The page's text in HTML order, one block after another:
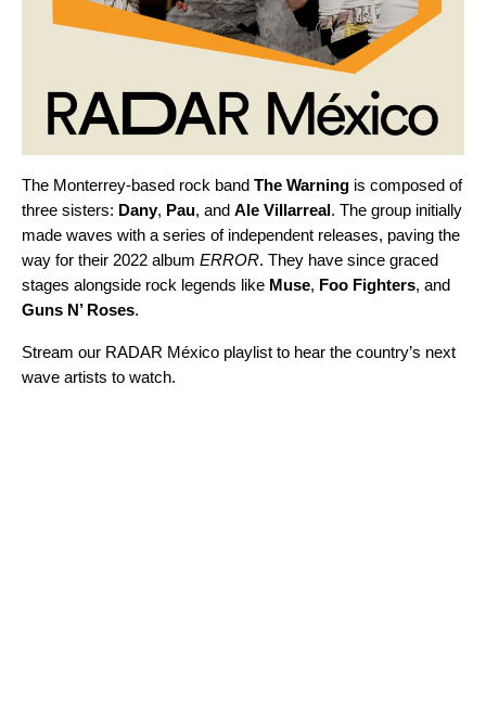
The Monterrey-based rock band The Warning is composed of
three sisters: Dany, Pau, and Ale Villarreal. The group initially
made waves with a series of independent releases, paving the
way for their 2022 album ERROR. They have since graced
stages alongside rock legends like Muse, Foo Fighters, and
Guns N’ Roses.
Stream our RADAR México playlist to hear the country’s next
wave artists to watch.